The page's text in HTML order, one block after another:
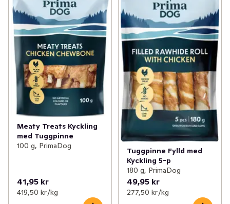
Meaty Treats Kyckling
med Tuggpinne
100 g, PrimaDog
41,95 kr
419,50 kr /kg
Tuggpinne Fylld med
Kyckling 5-p
180 g, PrimaDog
49,95 kr
277,50 kr /kg